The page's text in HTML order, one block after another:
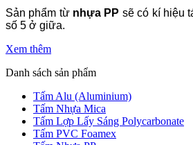
Sản phẩm từ nhựa PP sẽ có kí hiệu
số 5 ở giữa.
Xem thêm
Danh sách sản phẩm
Tấm Alu (Aluminium)
Tấm Nhựa Mica
Tấm Lợp Lấy Sáng Polycarbonate
Tấm PVC Foamex